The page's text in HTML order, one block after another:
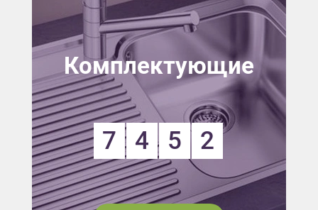
Комплектующие
7 4 5 2